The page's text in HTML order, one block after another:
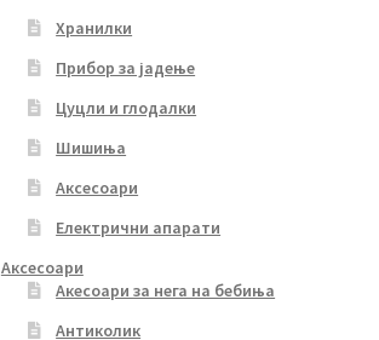
Хранилки
Прибор за јадење
Цуцли и глодалки
Шишиња
Аксесоари
Електрични апарати
Аксесоари
Акесоари за нега на бебиња
Антиколик